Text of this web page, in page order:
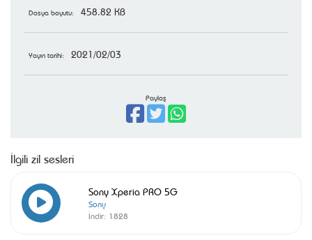
Dosya boyutu: 458.82 KB
Yayın tarihi: 2021/02/03
Paylaş
İlgili zil sesleri
Sony Xperia PRO 5G
Sony
İndir: 1828